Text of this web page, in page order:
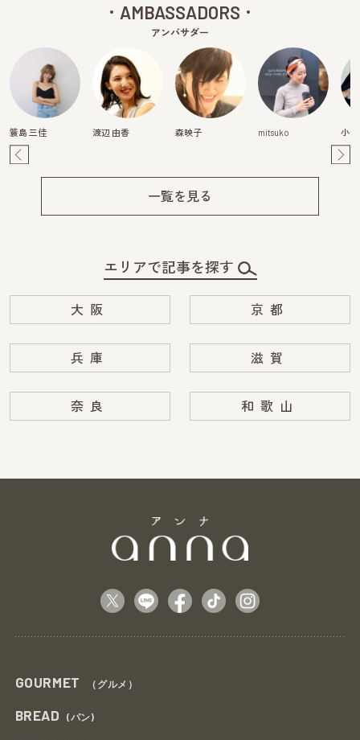
AMBASSADORS
アンバサダー
簑島 三佳 渡辺 由香 森映子 mitsuko 小
一覧を見る
エリアで記事を探す
大阪 京都
兵庫 滋賀
奈良 和歌山
GOURMET （グルメ）
BREAD (パン)